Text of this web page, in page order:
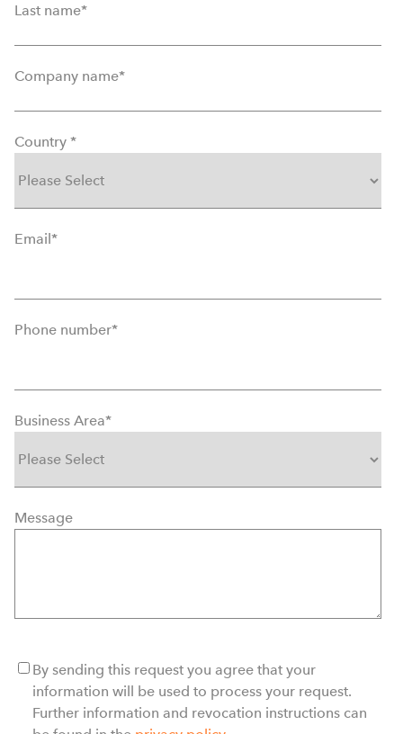
Last name*
Company name*
Country *
Email*
Phone number*
Business Area*
Message
By sending this request you agree that your
information will be used to process your request.
Further information and revocation instructions can